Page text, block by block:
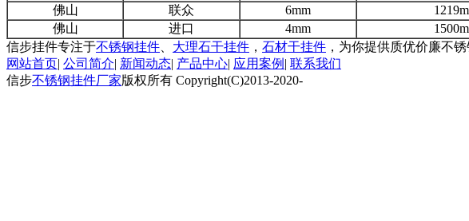
佛山
联众 6mm
佛山
进口 4mm
信步挂件专注于不锈钢挂件 大理石干挂件 ， 石材干挂件 ，为你提供质优价廉不锈
网站首页| 公司简介| 新闻动态| 产品中心| 应用案例 | 联系我们
信步不锈钢挂件厂家版权所有 Copyright(C)2013-2020-